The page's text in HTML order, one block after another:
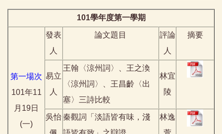
101學年度第一學期
第一場次
101年11
月 19日
(一)
發表
人
論文題目
評論
人
摘要
易立
人
王翰〈涼州詞〉、王之渙
〈涼州詞〉、王昌齡〈出
塞〉三詩比較
林宜
陵
吳怡 秦觀詞「淡語皆有味，淺
林逸